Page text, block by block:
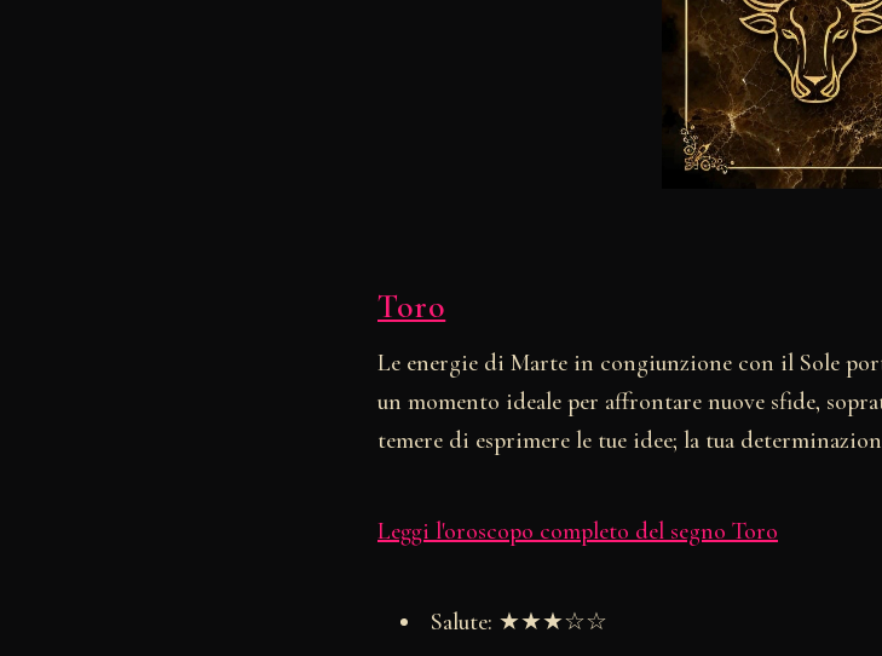
Toro
Le energie di Marte in congiunzione con il Sole
un momento ideale per affrontare nuove sfide,
temere di esprimere le tue idee; la tua
Leggi l'oroscopo completo del segno Toro
Salute: ★★★☆☆